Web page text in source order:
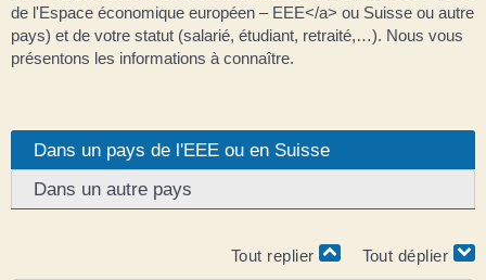
de l'Espace économique européen – EEE</a> ou Suisse ou autre
pays) et de votre statut (salarié, étudiant, retraité,…). Nous vous
présentons les informations à connaître.
Dans un pays de l'EEE ou en Suisse
Dans un autre pays
Tout replier Tout déplier